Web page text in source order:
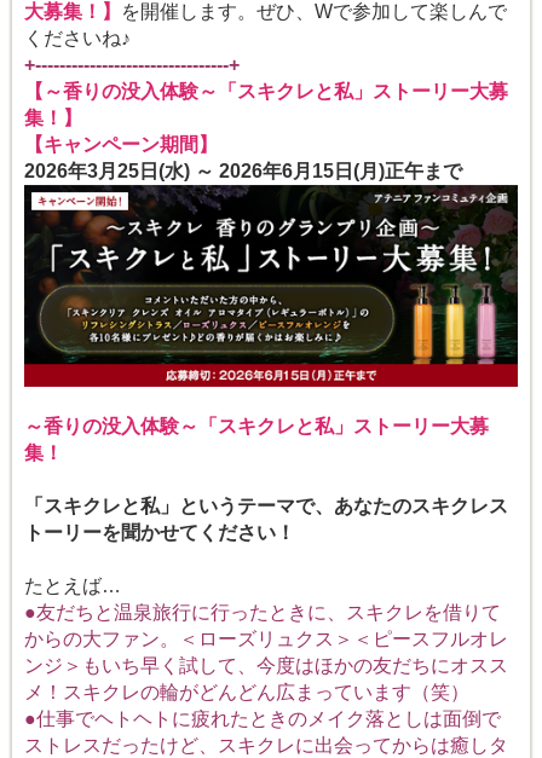
大募集！】
を開催します。ぜひ、Wで参加して楽しんで
くださいね♪
+--------------------------------+
【～香りの没入体験～「スキクレと私」ストーリー大募
集！】
【キャンペーン期間】
2026年3月25日(水) ～ 2026年6月15日(月)正午まで
～香りの没入体験～「スキクレと私」ストーリー大募
集！
「スキクレと私」というテーマで、あなたのスキクレス
トーリーを聞かせてください！
たとえば…
●友だちと温泉旅行に行ったときに、スキクレを借りて
からの大ファン。＜ローズリュクス＞＜ピースフルオレ
ンジ＞もいち早く試して、今度はほかの友だちにオスス
メ！スキクレの輪がどんどん広まっています（笑）
●仕事でヘトヘトに疲れたときのメイク落としは面倒で
ストレスだったけど、スキクレに出会ってからは癒しタ